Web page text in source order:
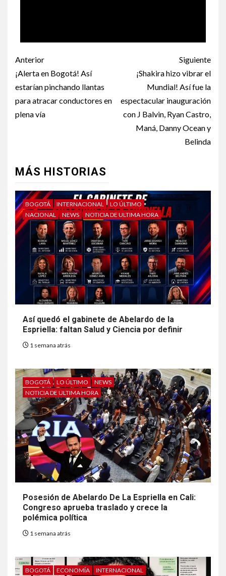
Anterior
¡Alerta en Bogotá! Así
estarían pinchando llantas
para atracar conductores en
plena vía
Siguiente
¡Shakira hizo vibrar el
Mundial! Así fue la
espectacular inauguración
con J Balvin, Ryan Castro,
Maná, Danny Ocean y
Belinda
MÁS HISTORIAS
BOGOTÁ INTERNACIONAL
LO ÚLTIMO
NACIONAL
NEWS NOTICIA DE ULTIMA HORA
Así quedó el gabinete de Abelardo de la
Espriella: faltan Salud y Ciencia por definir
1 semana atrás
BOGOTÁ LO ÚLTIMO
NEWS
NOTICIA DE ULTIMA HORA
Posesión de Abelardo De La Espriella en Cali:
Congreso aprueba traslado y crece la
polémica política
1 semana atrás
BOGOTÁ ECONOMÍA
INTERNACIONAL